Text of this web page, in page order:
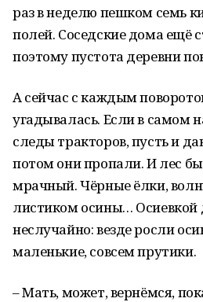
раз в неделю пешком семь
полей. Соседские дома ещё
поэтому пустота деревни
А сейчас с каждым
угадывалась. Если в самом
следы тракторов, пусть и
потом они пропали. И лес
мрачный. Чёрные ёлки,
листиком осины… Осиевкой
неслучайно: везде росли
маленькие, совсем прутики.
– Мать, может, вернёмся,